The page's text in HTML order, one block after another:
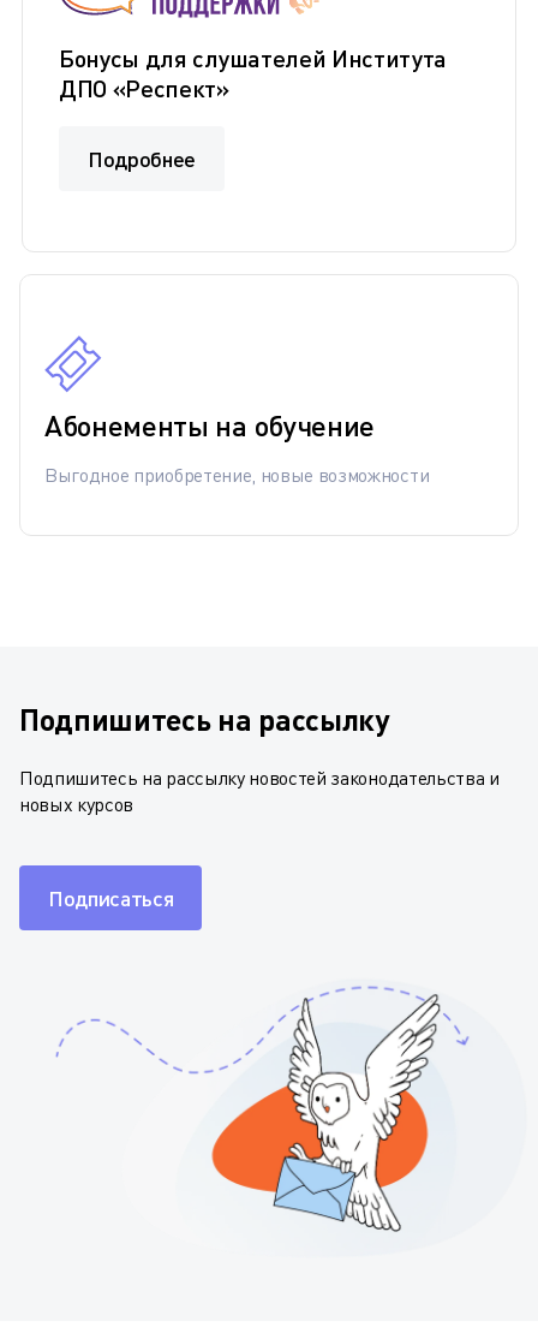
Бонусы для слушателей Института
ДПО «Респект»
Подробнее
Абонементы на обучение
Выгодное приобретение, новые возможности
Подпишитесь на рассылку
Подпишитесь на рассылку новостей законодательства и
новых курсов
Подписаться